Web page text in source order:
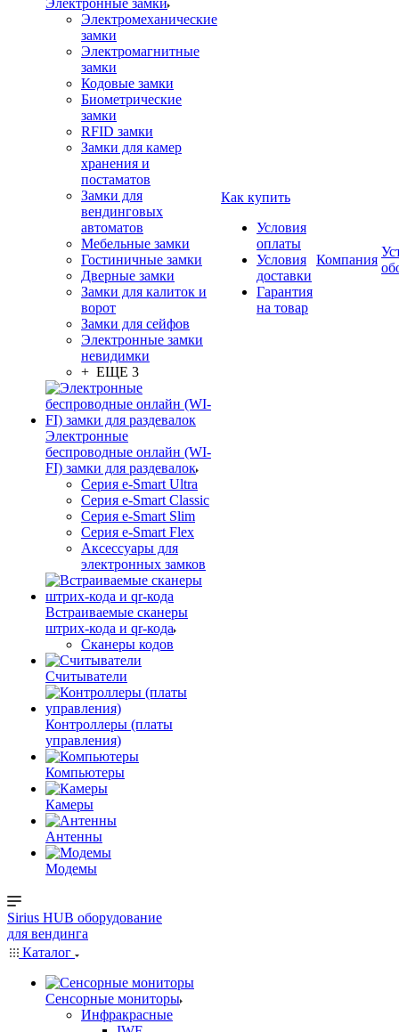
Электронные замки
Электромеханические
замки
Электромагнитные
замки
Кодовые замки
Биометрические
замки
RFID замки
Замки для камер
хранения и
постаматов
Замки для
вендинговых
автоматов
Мебельные замки
Гостиничные замки
Дверные замки
Замки для калиток и
ворот
Замки для сейфов
Электронные замки
невидимки
+ ЕЩЕ 3
Электронные
беспроводные онлайн (WI-
FI) замки для раздевалок
Серия e-Smart Ultra
Серия e-Smart Classic
Серия e-Smart Slim
Серия e-Smart Flex
Аксессуары для
электронных замков
Встраиваемые сканеры
штрих-кода и qr-кода
Сканеры кодов
Считыватели
Контроллеры (платы
управления)
Компьютеры
Камеры
Антенны
Модемы
Как купить
Условия
оплаты
Условия
доставки
Гарантия
на товар
Компания
Sirius HUB оборудование
для вендинга
Каталог
Сенсорные мониторы
Инфракрасные